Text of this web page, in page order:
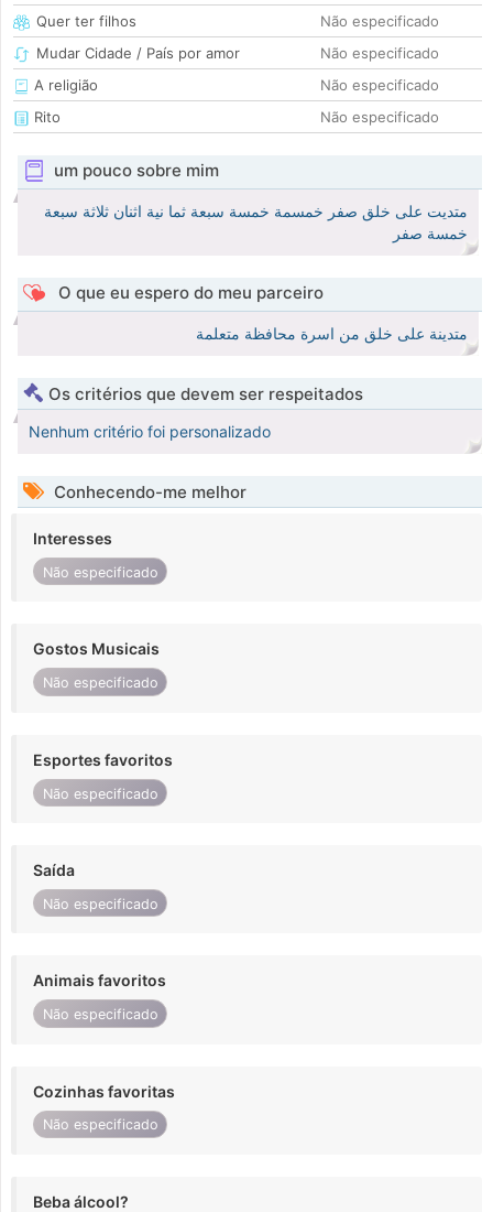
Quer ter filhos
Não especificado
Mudar Cidade / País por amor
Não especificado
A religião
Não especificado
Rito
Não especificado
um pouco sobre mim
متديت على خلق صفر خمسمة خمسة سبعة ثما نية اثنان ثلاثة سبعة
خمسة صفر
O que eu espero do meu parceiro
متدينة على خلق من اسرة محافظة متعلمة
Os critérios que devem ser respeitados
Nenhum critério foi personalizado
Conhecendo-me melhor
Interesses
Não especificado
Gostos Musicais
Não especificado
Esportes favoritos
Não especificado
Saída
Não especificado
Animais favoritos
Não especificado
Cozinhas favoritas
Não especificado
Beba álcool?